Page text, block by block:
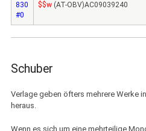
830
#0
$$w (AT-OBV)AC09039240
Schuber
Verlage geben öfters mehrere Werke
heraus.
Wenn es sich um eine mehrteilige